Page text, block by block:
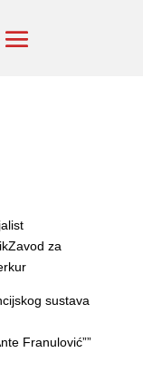
za
sustava
Franulović””